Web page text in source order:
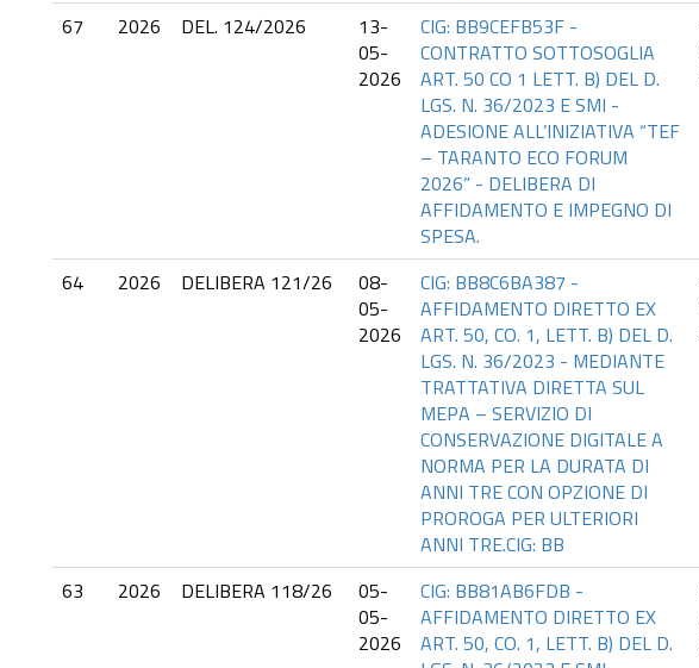
67 2026 DEL. 124/2026
13-
05-
2026
CIG: BB9CEFB53F -
CONTRATTO SOTTOSOGLIA
ART. 50 CO 1 LETT. B) DEL D.
LGS. N. 36/2023 E SMI -
ADESIONE ALL’INIZIATIVA “TEF
– TARANTO ECO FORUM
2026” - DELIBERA DI
AFFIDAMENTO E IMPEGNO DI
SPESA.
64 2026 DELIBERA 121/26
08-
05-
2026
CIG: BB8C6BA387 -
AFFIDAMENTO DIRETTO EX
ART. 50, CO. 1, LETT. B) DEL D.
LGS. N. 36/2023 - MEDIANTE
TRATTATIVA DIRETTA SUL
MEPA – SERVIZIO DI
CONSERVAZIONE DIGITALE A
NORMA PER LA DURATA DI
ANNI TRE CON OPZIONE DI
PROROGA PER ULTERIORI
ANNI TRE.CIG: BB
63 2026 DELIBERA 118/26
05-
05-
2026
CIG: BB81AB6FDB -
AFFIDAMENTO DIRETTO EX
ART. 50, CO. 1, LETT. B) DEL D.